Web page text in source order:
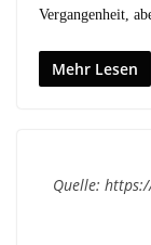
Vergangenheit,
Mehr Lesen
Quelle: